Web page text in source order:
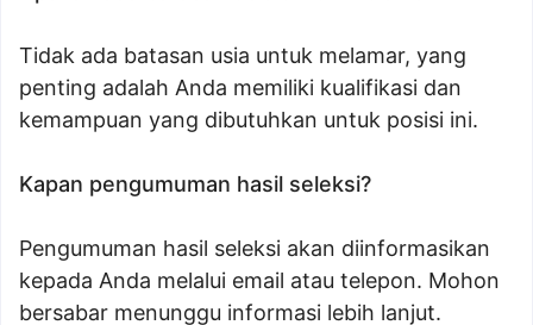
Tidak ada batasan usia untuk melamar, yang
penting adalah Anda memiliki kualifikasi dan
kemampuan yang dibutuhkan untuk posisi ini.
Kapan pengumuman hasil seleksi?
Pengumuman hasil seleksi akan diinformasikan
kepada Anda melalui email atau telepon. Mohon
bersabar menunggu informasi lebih lanjut.